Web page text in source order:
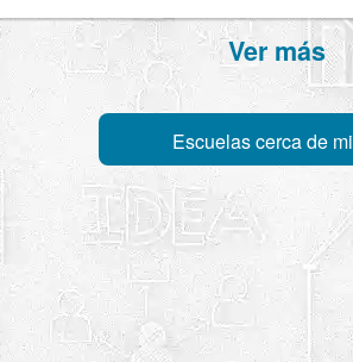
Ver más
Escuelas cerca de mi